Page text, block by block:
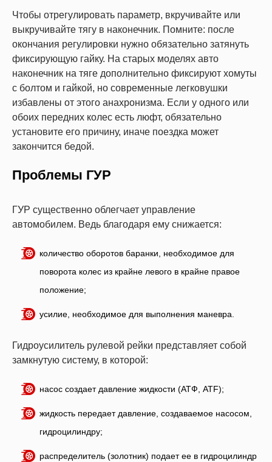
Чтобы отрегулировать параметр, вкручивайте или
выкручивайте тягу в наконечник. Помните: после
окончания регулировки нужно обязательно затянуть
фиксирующую гайку. На старых моделях авто
наконечник на тяге дополнительно фиксируют хомуты
с болтом и гайкой, но современные легковушки
избавлены от этого анахронизма. Если у одного или
обоих передних колес есть люфт, обязательно
установите его причину, иначе поездка может
закончится бедой.
Проблемы ГУР
ГУР существенно облегчает управление
автомобилем. Ведь благодаря ему снижается:
количество оборотов баранки, необходимое для
поворота колес из крайне левого в крайне правое
положение;
усилие, необходимое для выполнения маневра.
Гидроусилитель рулевой рейки представляет собой
замкнутую систему, в которой:
насос создает давление жидкости (АТФ, ATF);
жидкость передает давление, создаваемое насосом,
гидроцилиндру;
распределитель (золотник) подает ее в гидроцилиндр